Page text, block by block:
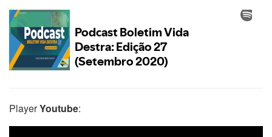
PlayerYoutube: